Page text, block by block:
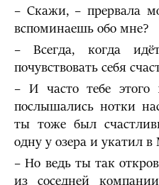
– Скажи, – прервала
вспоминаешь обо мне?
– Всегда, когда
почувствовать себя
– И часто тебе этого
послышались нотки
ты тоже был
одну у озера и укатил в
– Но ведь ты так
из соседней